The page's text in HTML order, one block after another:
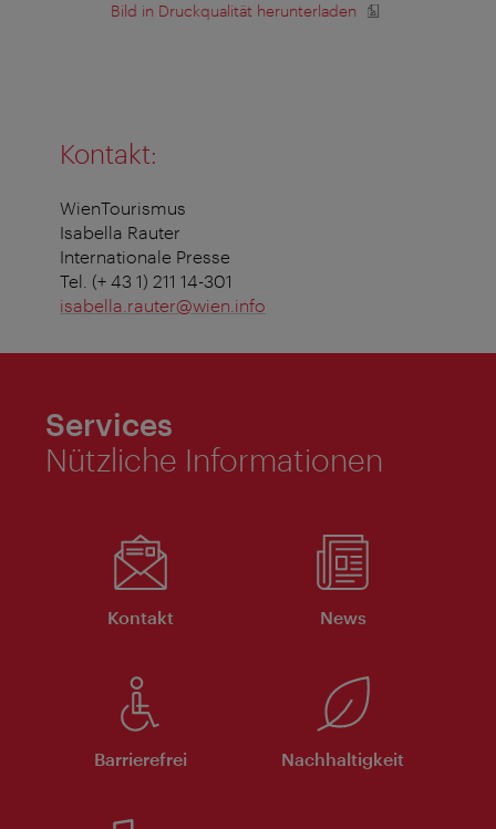
Bild in Druckqualität herunterladen
Kontakt:
WienTourismus
Isabella Rauter
Internationale Presse
Tel. (+ 43 1) 211 14-301
isabella.rauter@wien.info
Services
Nützliche Informationen
Kontakt News
Barrierefrei Nachhaltigkeit